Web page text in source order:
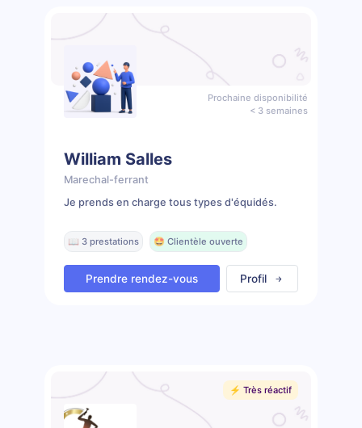
Prochaine disponibilité
< 3 semaines
William Salles
Marechal-ferrant
Je prends en charge tous types d'équidés.
📖 3 prestations 🤩 Clientèle ouverte
Prendre rendez-vous Profil
⚡️ Très réactif